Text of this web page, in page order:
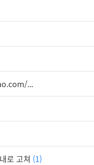
...
로 고쳐 (1)